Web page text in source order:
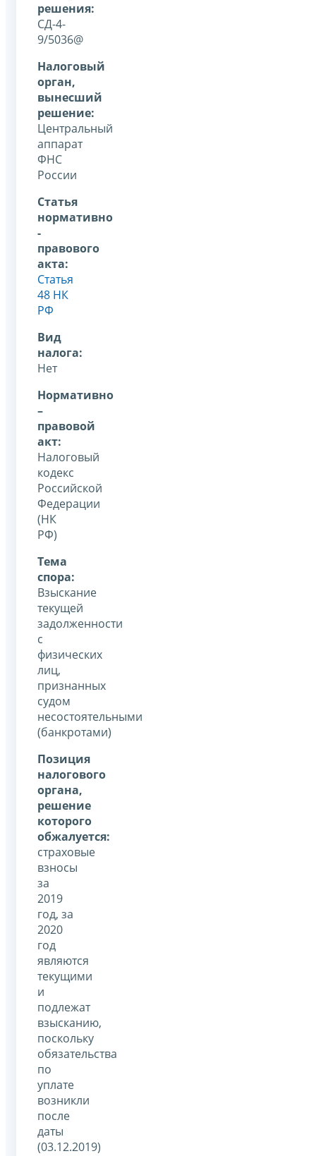
решения:
СД-4-
9/5036@
Налоговый
орган,
вынесший
решение:
Центральный
аппарат
ФНС
России
Статья
нормативно
-
правового
акта:
Статья
48 НК
РФ
Вид
налога:
Нет
Нормативно
–
правовой
акт:
Налоговый
кодекс
Российской
Федерации
(НК
РФ)
Тема
спора:
Взыскание
текущей
задолженности
с
физических
лиц,
признанных
судом
несостоятельными
(банкротами)
Позиция
налогового
органа,
решение
которого
обжалуется:
страховые
взносы
за
2019
год, за
2020
год
являются
текущими
и
подлежат
взысканию,
поскольку
обязательства
по
уплате
возникли
после
даты
(03.12.2019)